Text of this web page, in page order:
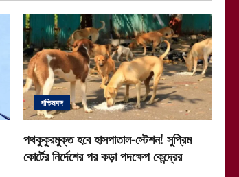
পশ্চিমবঙ্গ
পথকুকুরমুক্ত হবে হাসপাতাল-স্টেশন! সুপ্রিম
কোর্টের নির্দেশের পর কড়া পদক্ষেপ কেন্দ্রের